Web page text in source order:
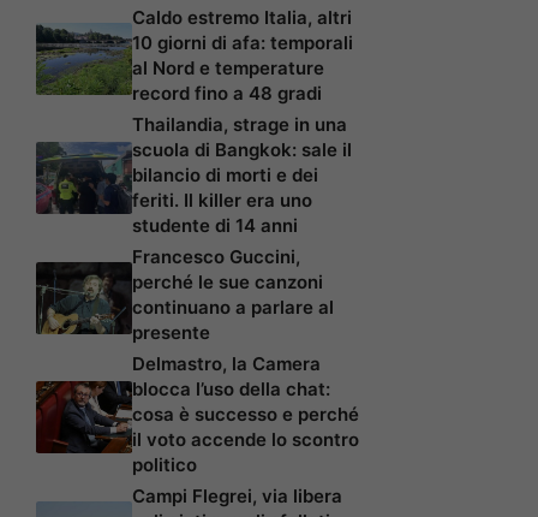
Caldo estremo Italia, altri
10 giorni di afa: temporali
al Nord e temperature
record fino a 48 gradi
Thailandia, strage in una
scuola di Bangkok: sale il
bilancio di morti e dei
feriti. Il killer era uno
studente di 14 anni
Francesco Guccini,
perché le sue canzoni
continuano a parlare al
presente
Delmastro, la Camera
blocca l’uso della chat:
cosa è successo e perché
il voto accende lo scontro
politico
Campi Flegrei, via libera